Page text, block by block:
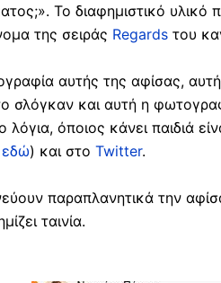
Το διαφημιστικό
της σειράς Regards του
αυτής της αφίσας,
σλόγκαν και αυτή η
λόγια, όποιος κάνει παιδιά
εδώ) και στο Twitter.
παραπλανητικά την
ταινία.